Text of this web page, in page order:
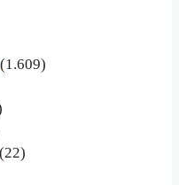
(1.609)
(22)